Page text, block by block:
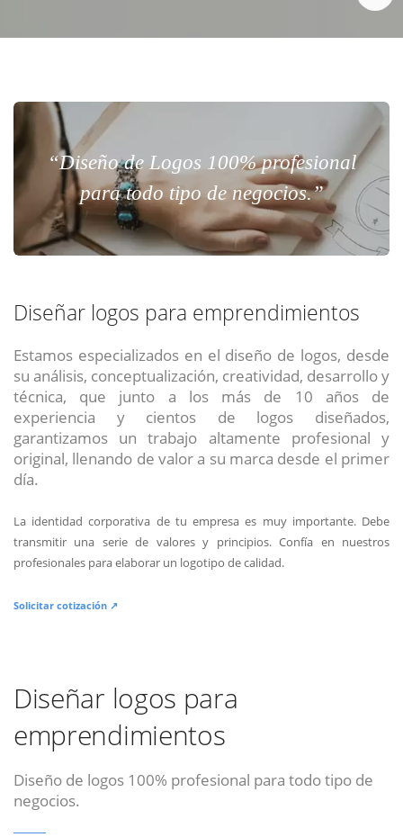
“Diseño de Logos 100% profesional
para todo tipo de negocios.”
Diseñar logos para emprendimientos
Estamos especializados en el diseño de logos, desde
su análisis, conceptualización, creatividad, desarrollo y
técnica, que junto a los más de 10 años de
experiencia y cientos de logos diseñados,
garantizamos un trabajo altamente profesional y
original, llenando de valor a su marca desde el primer
día.
La identidad corporativa de tu empresa es muy importante. Debe
transmitir una serie de valores y principios. Confía en nuestros
profesionales para elaborar un logotipo de calidad.
Solicitar cotización ↗
Diseñar logos para
emprendimientos
Diseño de logos 100% profesional para todo tipo de
negocios.